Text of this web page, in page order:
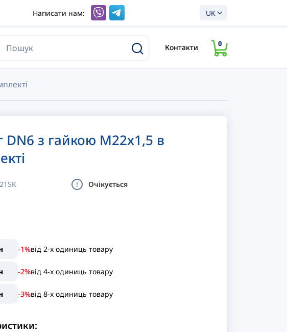
Написати нам: UK
Контакти 0
DN6 з гайкою М22х1,5 в
Очікується
-1%від 2-x одиниць товару
-2%від 4-x одиниць товару
-3%від 8-x одиниць товару